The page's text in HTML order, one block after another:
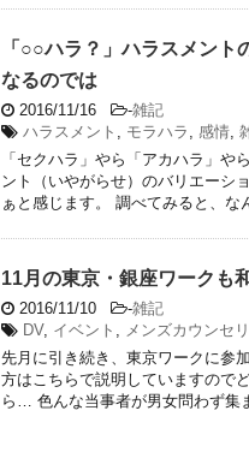
「○○ハラ？」ハラスメン
なるのでは
2016/11/16 -雑記
ハラスメント , モラハラ , 感情,
「セクハラ」やら「アカハラ」
ント（いやがらせ）のバリエーシ
ぁと感じます。 調べてみると、な
11月の東京・銀座ワークも
2016/11/10 -雑記
DV, イベント , メンズカウンセ
先月に引き続き、東京ワークに参
方はこちらで説明していますので
ら… 色んな当事者が男女問わず集